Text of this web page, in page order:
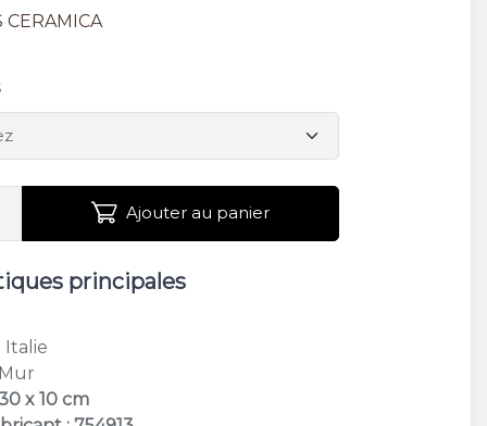
CERAMICA
Ajouter au panier
principales
: Italie
x 10 cm